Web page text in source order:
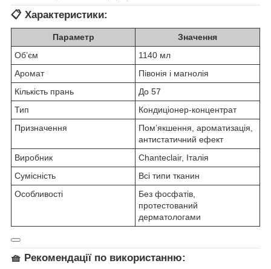
📋 Характеристики:
Параметр
Значення
Об’єм
1140 мл
Аромат
Півонія і магнолія
Кількість прань
До 57
Тип
Кондиціонер-концентрат
Призначення
Пом’якшення, ароматизація,
антистатичний ефект
Виробник
Chanteclair, Італія
Сумісність
Всі типи тканин
Особливості
Без фосфатів,
протестований
дерматологами
🧺 Рекомендації по використанню: